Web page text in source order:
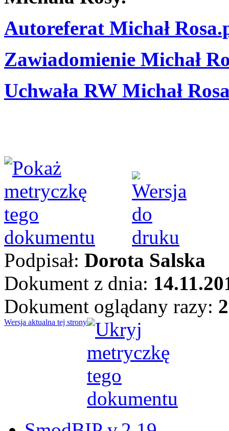
Autoreferat Michał
Zawiadomienie Michał
Uchwała RW Michał
Podpisał: Dorota Salska
Dokument z dnia:
Dokument oglądany razy:
Wersja aktualna tej strony